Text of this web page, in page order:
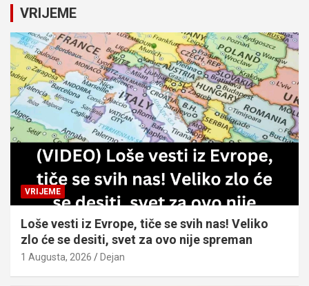
c
h
VRIJEME
VRIJEME
Loše vesti iz Evrope, tiče se svih nas! Veliko
zlo će se desiti, svet za ovo nije spreman
1 Augusta, 2026 Dejan